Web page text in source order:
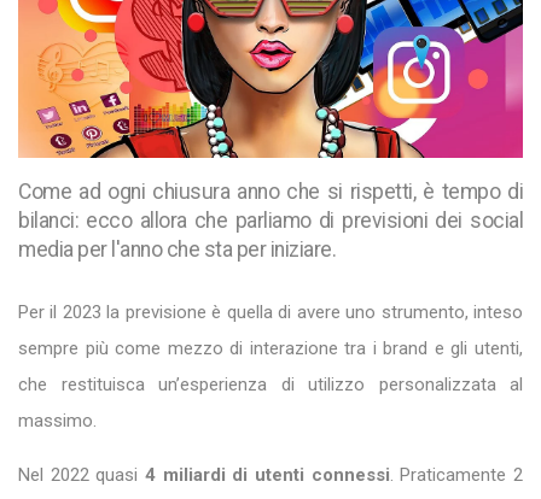
Come ad ogni chiusura anno che si rispetti, è tempo di
bilanci: ecco allora che parliamo di previsioni dei social
media per l'anno che sta per iniziare.
Per il 2023 la previsione è quella di avere uno strumento, inteso
sempre più come mezzo di interazione tra i brand e gli utenti,
che restituisca un’esperienza di utilizzo personalizzata al
massimo.
Nel 2022 quasi 4 miliardi di utenti connessi. Praticamente 2